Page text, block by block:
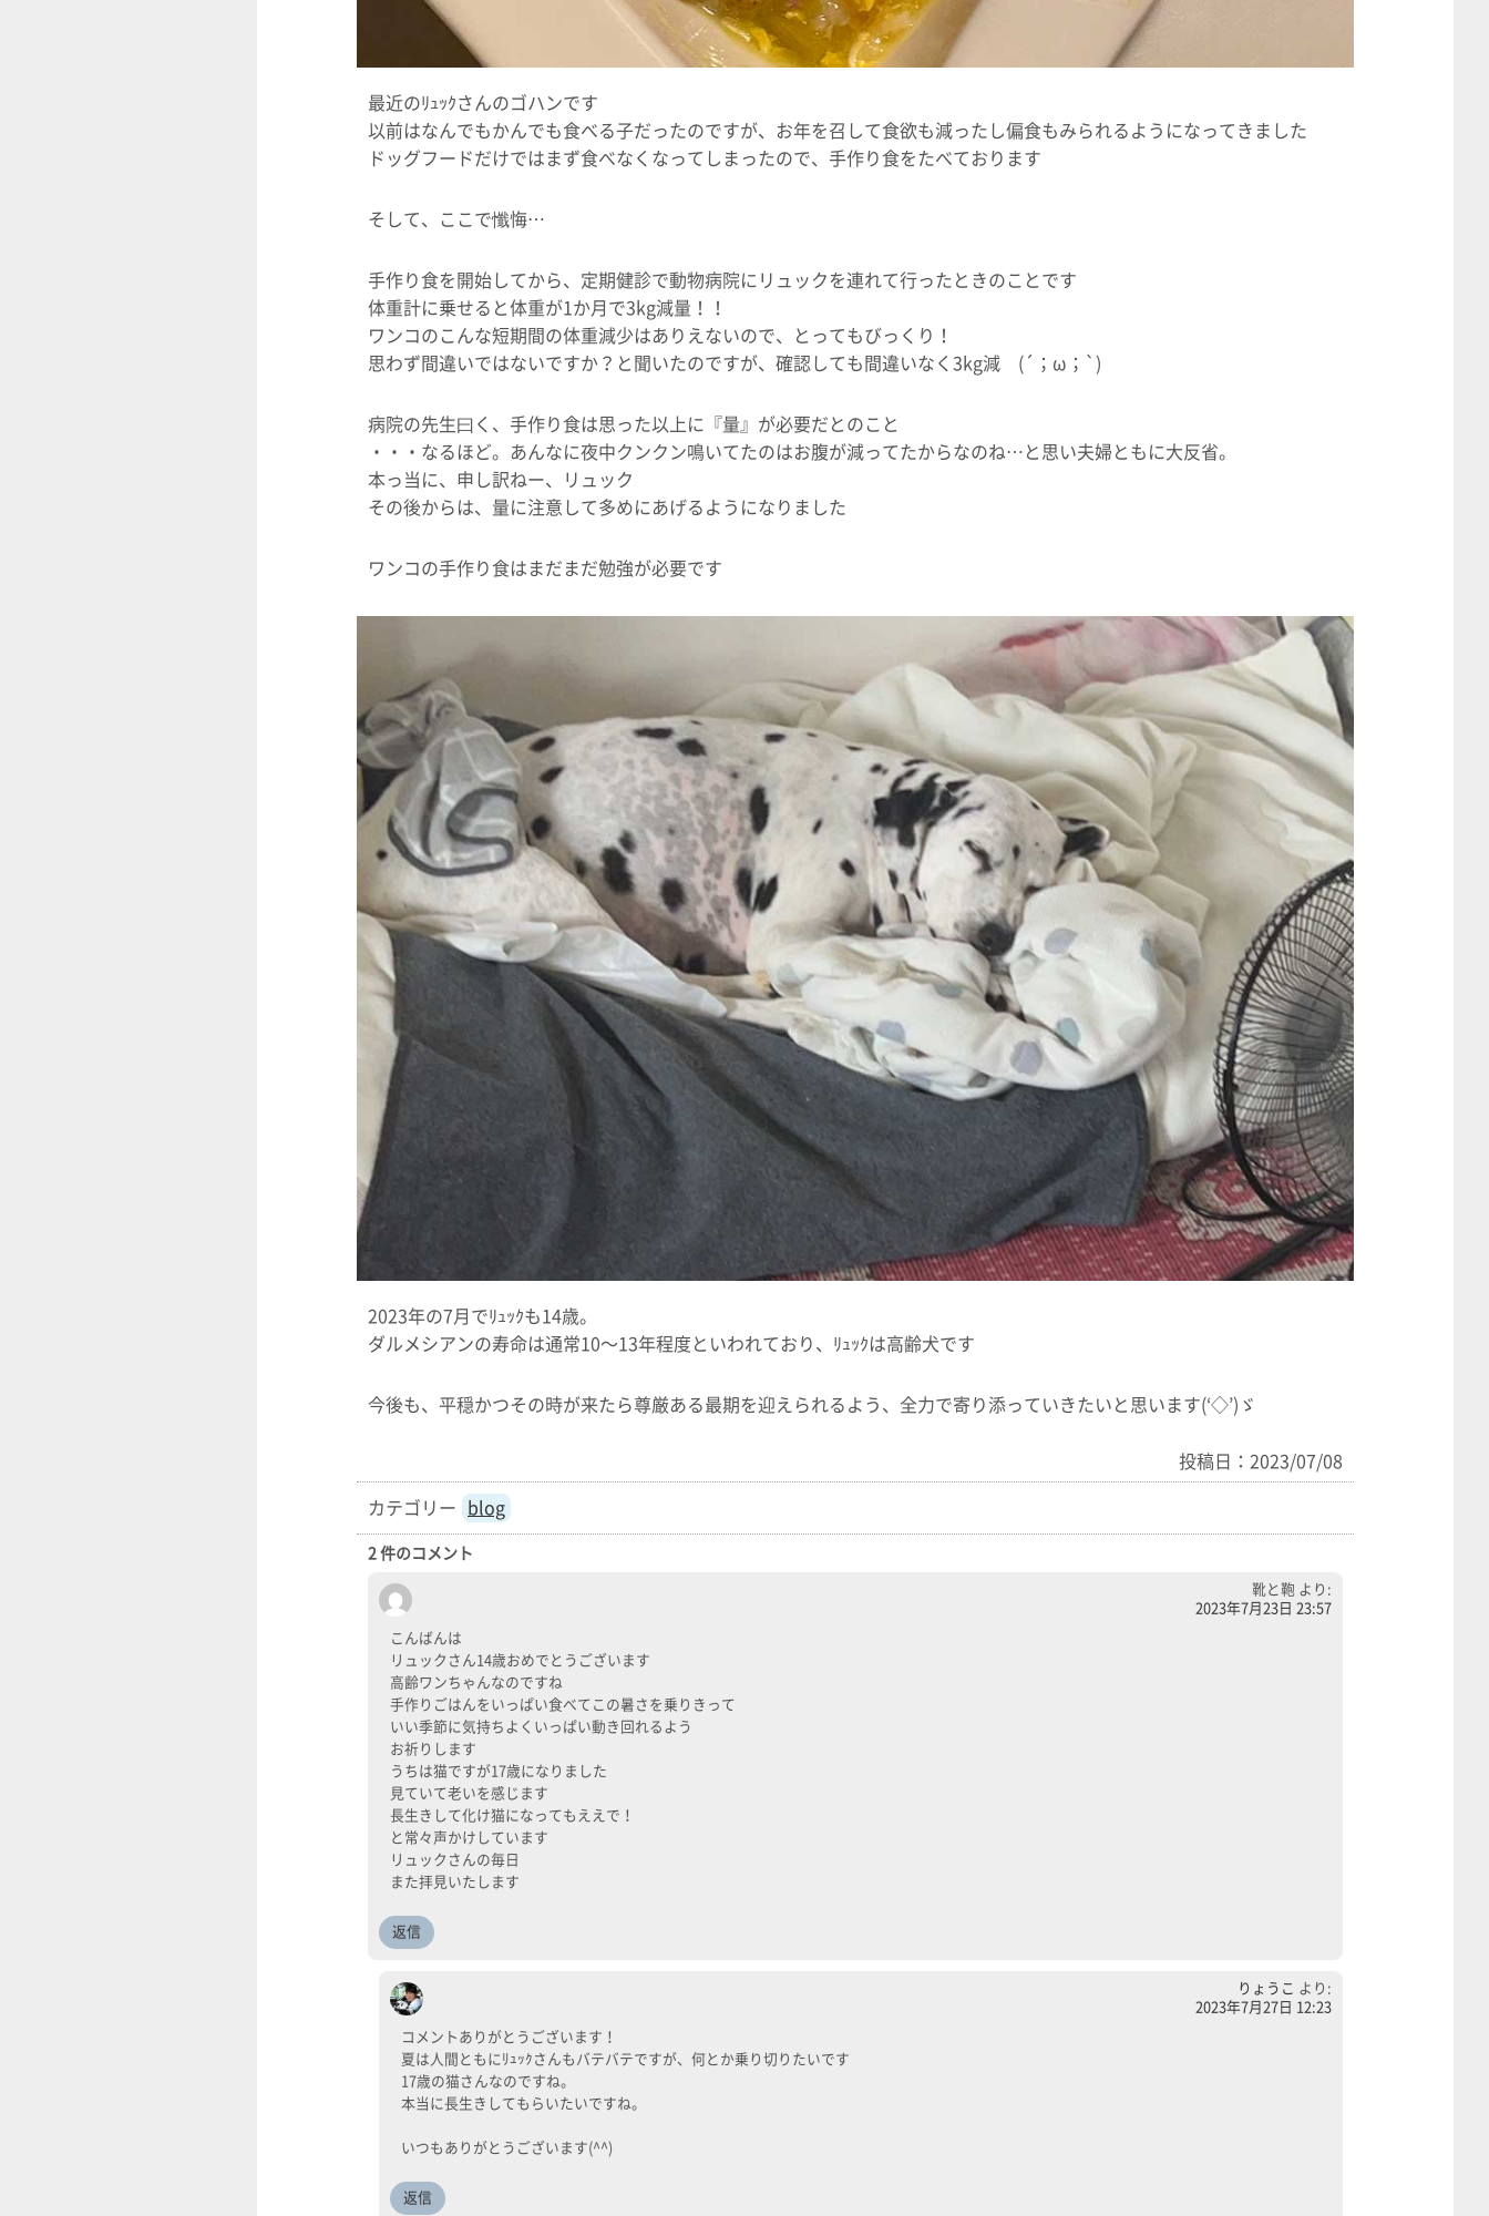
最近のﾘｭｯｸさんのゴハンです
以前はなんでもかんでも食べる子だったのですが、お年を召して食欲も減ったし偏食もみられるようになってきました
ドッグフードだけではまず食べなくなってしまったので、手作り食をたべております
そして、ここで懺悔…
手作り食を開始してから、定期健診で動物病院にリュックを連れて行ったときのことです
体重計に乗せると体重が1か月で3kg減量！！
ワンコのこんな短期間の体重減少はありえないので、とってもびっくり！
思わず間違いではないですか？と聞いたのですが、確認しても間違いなく3kg減 (´；ω；`)
病院の先生曰く、手作り食は思った以上に『量』が必要だとのこと
・・・なるほど。あんなに夜中クンクン鳴いてたのはお腹が減ってたからなのね…と思い夫婦ともに大反省。
本っ当に、申し訳ねー、リュック
その後からは、量に注意して多めにあげるようになりました
ワンコの手作り食はまだまだ勉強が必要です
2023年の7月でﾘｭｯｸも14歳。
ダルメシアンの寿命は通常10〜13年程度といわれており、ﾘｭｯｸは高齢犬です
今後も、平穏かつその時が来たら尊厳ある最期を迎えられるよう、全力で寄り添っていきたいと思います(‘◇’)ゞ
投稿日：2023/07/08
blog
2 件のコメント
靴と鞄 より:
2023年7月23日 23:57
こんばんは
リュックさん14歳おめでとうございます
高齢ワンちゃんなのですね
手作りごはんをいっぱい食べてこの暑さを乗りきって
いい季節に気持ちよくいっぱい動き回れるよう
お祈りします
うちは猫ですが17歳になりました
見ていて老いを感じます
長生きして化け猫になってもええで！
と常々声かけしています
リュックさんの毎日
また拝見いたします
返信
りょうこ より:
2023年7月27日 12:23
コメントありがとうございます！
夏は人間ともにﾘｭｯｸさんもバテバテですが、何とか乗り切りたいです
17歳の猫さんなのですね。
本当に長生きしてもらいたいですね。
いつもありがとうございます(^^)
返信